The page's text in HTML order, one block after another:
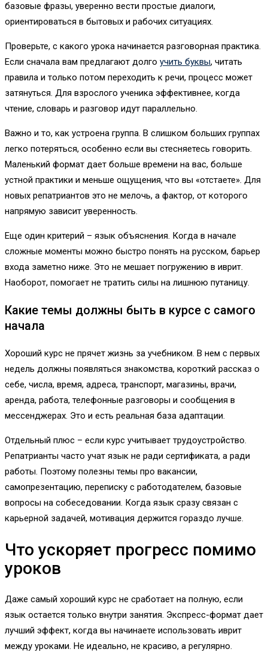
базовые фразы, уверенно вести простые диалоги,
ориентироваться в бытовых и рабочих ситуациях.
Проверьте, с какого урока начинается разговорная практика.
Если сначала вам предлагают долго учить буквы, читать
правила и только потом переходить к речи, процесс может
затянуться. Для взрослого ученика эффективнее, когда
чтение, словарь и разговор идут параллельно.
Важно и то, как устроена группа. В слишком больших группах
легко потеряться, особенно если вы стесняетесь говорить.
Маленький формат дает больше времени на вас, больше
устной практики и меньше ощущения, что вы «отстаете». Для
новых репатриантов это не мелочь, а фактор, от которого
напрямую зависит уверенность.
Еще один критерий – язык объяснения. Когда в начале
сложные моменты можно быстро понять на русском, барьер
входа заметно ниже. Это не мешает погружению в иврит.
Наоборот, помогает не тратить силы на лишнюю путаницу.
Какие темы должны быть в курсе с самого
начала
Хороший курс не прячет жизнь за учебником. В нем с первых
недель должны появляться знакомства, короткий рассказ о
себе, числа, время, адреса, транспорт, магазины, врачи,
аренда, работа, телефонные разговоры и сообщения в
мессенджерах. Это и есть реальная база адаптации.
Отдельный плюс – если курс учитывает трудоустройство.
Репатрианты часто учат язык не ради сертификата, а ради
работы. Поэтому полезны темы про вакансии,
самопрезентацию, переписку с работодателем, базовые
вопросы на собеседовании. Когда язык сразу связан с
карьерной задачей, мотивация держится гораздо лучше.
Что ускоряет прогресс помимо
уроков
Даже самый хороший курс не сработает на полную, если
язык остается только внутри занятия. Экспресс-формат дает
лучший эффект, когда вы начинаете использовать иврит
между уроками. Не идеально, не красиво, а регулярно.